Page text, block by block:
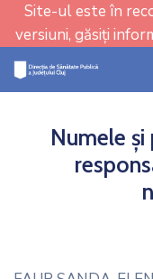
Site-ul este în
versiuni, găsiți
Numele